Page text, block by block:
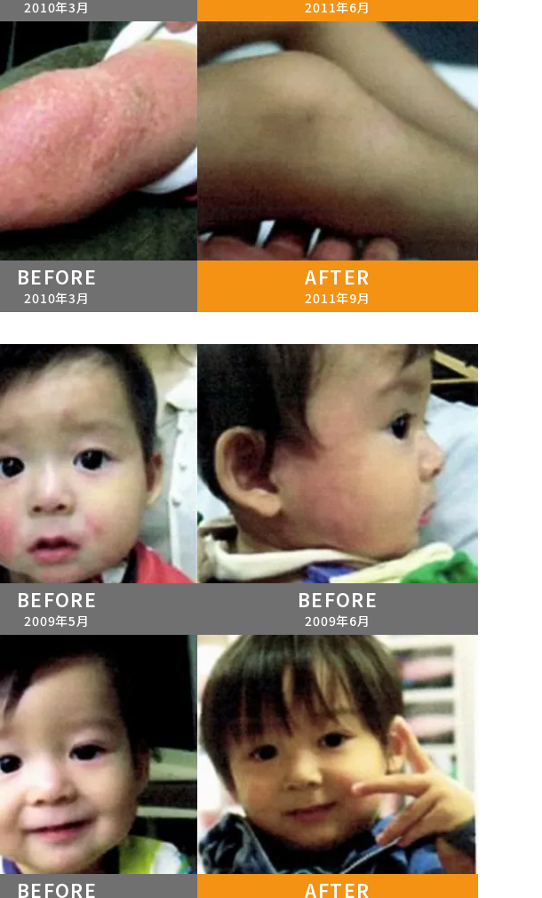
2010年3月 2011年6月
BEFORE
2010年3月
AFTER
2011年9月
BEFORE
2009年5月
BEFORE
2009年6月
BEFORE AFTER